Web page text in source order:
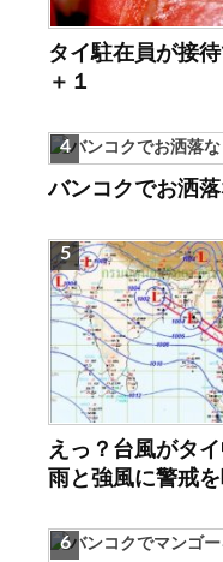
タイ駐在員が接
＋１
バンコクでお洒
えっ？台風がタ
雨と強風に警戒を